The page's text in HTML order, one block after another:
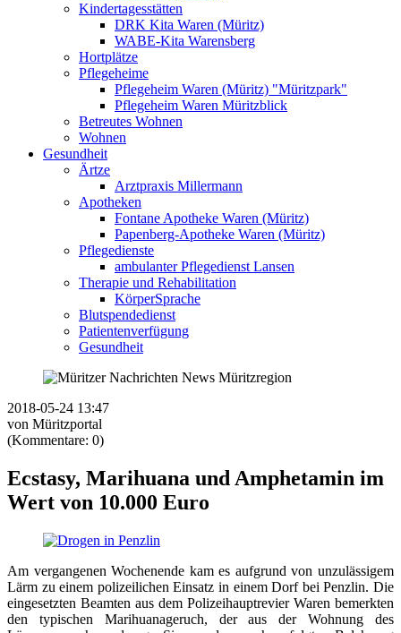
Kindertagesstätten
DRK Kita Waren (Müritz)
WABE-Kita Warensberg
Hortplätze
Pflegeheime
Pflegeheim Waren (Müritz) "Müritzpark"
Pflegeheim Waren Müritzblick
Betreutes Wohnen
Wohnen
Gesundheit
Ärtze
Arztpraxis Millermann
Apotheken
Fontane Apotheke Waren (Müritz)
Papenberg-Apotheke Waren (Müritz)
Pflegedienste
ambulanter Pflegedienst Lansen
Therapie und Rehabilitation
KörperSprache
Blutspendedienst
Patientenverfügung
Gesundheit
2018-05-24 13:47
von Müritzportal
(Kommentare: 0)
Ecstasy, Marihuana und Amphetamin im
Wert von 10.000 Euro
Am vergangenen Wochenende kam es aufgrund von unzulässigem
Lärm zu einem polizeilichen Einsatz in einem Dorf bei Penzlin. Die
eingesetzten Beamten aus dem Polizeihauptrevier Waren bemerkten
den typischen Marihuanageruch, der aus der Wohnung des